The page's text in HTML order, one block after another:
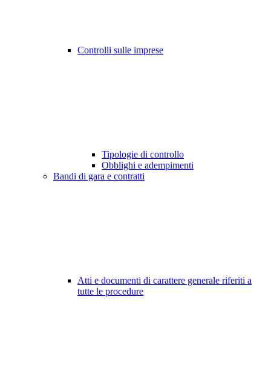
Controlli sulle imprese
Tipologie di controllo
Obblighi e adempimenti
Bandi di gara e contratti
Atti e documenti di carattere generale riferiti a
tutte le procedure